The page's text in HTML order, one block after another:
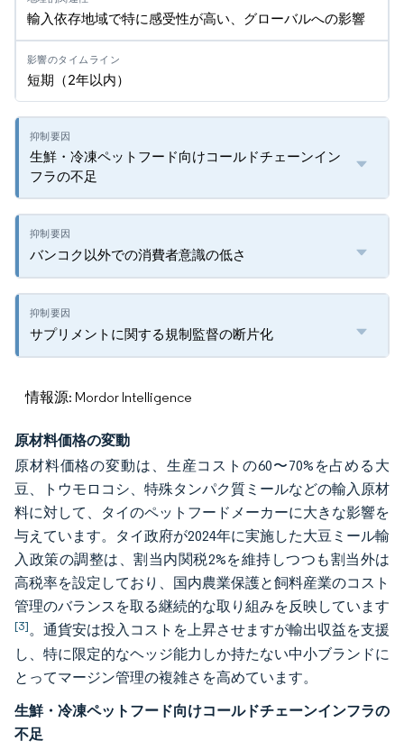
輸入依存地域で特に感受性が高い、グローバルへの影響
短期（2年以内）
生鮮・冷凍ペットフード向けコールドチェーンイン
フラの不足
バンコク以外での消費者意識の低さ
サプリメントに関する規制監督の断片化
情報源: Mordor Intelligence
原材料価格の変動
原材料価格の変動は、生産コストの60〜70%を占める大
豆、トウモロコシ、特殊タンパク質ミールなどの輸入原材
料に対して、タイのペットフードメーカーに大きな影響を
与えています。タイ政府が2024年に実施した大豆ミール輸
入政策の調整は、割当内関税2%を維持しつつも割当外は
高税率を設定しており、国内農業保護と飼料産業のコスト
管理のバランスを取る継続的な取り組みを反映しています
[3]。通貨安は投入コストを上昇させますが輸出収益を支援
し、特に限定的なヘッジ能力しか持たない中小ブランドに
とってマージン管理の複雑さを高めています。
生鮮・冷凍ペットフード向けコールドチェーンインフラの
不足